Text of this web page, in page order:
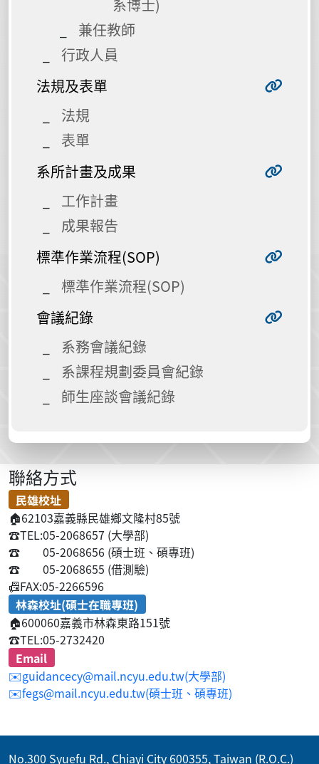
系博士)
兼任教師
行政人員
法規及表單
法規
表單
系所計畫及成果
工作計畫
成果報告
標準作業流程(SOP)
標準作業流程(SOP)
會議紀錄
系務會議紀錄
系課程規劃委員會紀錄
師生座談會議紀錄
聯絡方式
民雄校址
🏠62103嘉義縣民雄鄉文隆村85號
☎️TEL:05-2068657 (大學部)
☎️ 05-2068656 (碩士班、碩專班)
☎️ 05-2068655 (借測驗)
📠FAX:05-2266596
林森校址(碩士在職專班)
🏠600060嘉義市林森東路151號
☎️TEL:05-2732420
Email
✉️guidancecy@mail.ncyu.edu.tw(大學部)
✉️fegs@mail.ncyu.edu.tw(碩士班、碩專班)
No.300 Syuefu Rd., Chiayi City 600355, Taiwan (R.O.C.)